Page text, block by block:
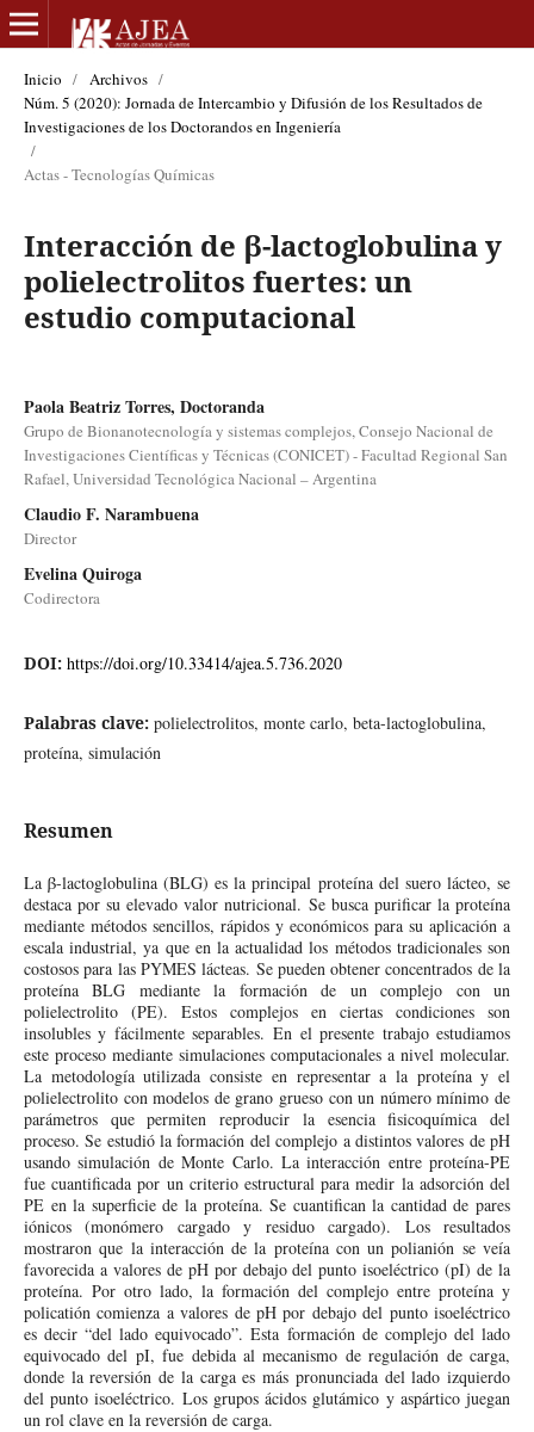
Inicio / Archivos /
Núm. 5 (2020): Jornada de Intercambio y Difusión de los Resultados de
Investigaciones de los Doctorandos en Ingeniería
/
Actas - Tecnologías Químicas
Interacción de β-lactoglobulina y
polielectrolitos fuertes: un
estudio computacional
Paola Beatriz Torres, Doctoranda
Grupo de Bionanotecnología y sistemas complejos, Consejo Nacional de
Investigaciones Científicas y Técnicas (CONICET) - Facultad Regional San
Rafael, Universidad Tecnológica Nacional – Argentina
Claudio F. Narambuena
Director
Evelina Quiroga
Codirectora
DOI: https://doi.org/10.33414/ajea.5.736.2020
Palabras clave: polielectrolitos, monte carlo, beta-lactoglobulina,
proteína, simulación
Resumen
La β-lactoglobulina (BLG) es la principal proteína del suero lácteo, se
destaca por su elevado valor nutricional. Se busca purificar la proteína
mediante métodos sencillos, rápidos y económicos para su aplicación a
escala industrial, ya que en la actualidad los métodos tradicionales son
costosos para las PYMES lácteas. Se pueden obtener concentrados de la
proteína BLG mediante la formación de un complejo con un
polielectrolito (PE). Estos complejos en ciertas condiciones son
insolubles y fácilmente separables. En el presente trabajo estudiamos
este proceso mediante simulaciones computacionales a nivel molecular.
La metodología utilizada consiste en representar a la proteína y el
polielectrolito con modelos de grano grueso con un número mínimo de
parámetros que permiten reproducir la esencia fisicoquímica del
proceso. Se estudió la formación del complejo a distintos valores de pH
usando simulación de Monte Carlo. La interacción entre proteína-PE
fue cuantificada por un criterio estructural para medir la adsorción del
PE en la superficie de la proteína. Se cuantifican la cantidad de pares
iónicos (monómero cargado y residuo cargado). Los resultados
mostraron que la interacción de la proteína con un polianión se veía
favorecida a valores de pH por debajo del punto isoeléctrico (pI) de la
proteína. Por otro lado, la formación del complejo entre proteína y
policatión comienza a valores de pH por debajo del punto isoeléctrico
es decir “del lado equivocado”. Esta formación de complejo del lado
equivocado del pI, fue debida al mecanismo de regulación de carga,
donde la reversión de la carga es más pronunciada del lado izquierdo
del punto isoeléctrico. Los grupos ácidos glutámico y aspártico juegan
un rol clave en la reversión de carga.